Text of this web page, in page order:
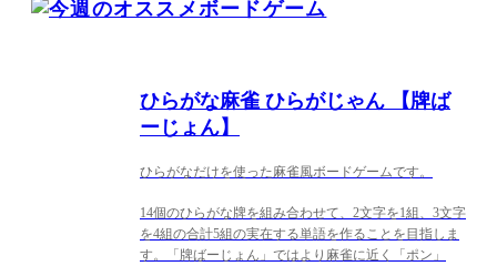
ひらがな麻雀 ひらがじゃん 【牌ば
ーじょん】
ひらがなだけを使った麻雀風ボードゲームです。
14個のひらがな牌を組み合わせて、2文字を1組、3文字
を4組の合計5組の実在する単語を作ることを目指しま
す。「牌ばーじょん」ではより麻雀に近く「ポン」